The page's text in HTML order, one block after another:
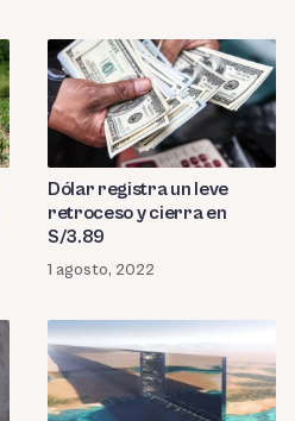
Dólar registra un leve
retroceso y cierra en
S/3.89
1 agosto, 2022